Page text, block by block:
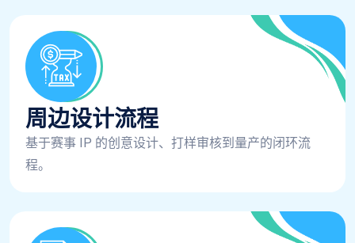
周边设计流程
基于赛事 IP 的创意设计、打样审核到量产的闭环流
程。